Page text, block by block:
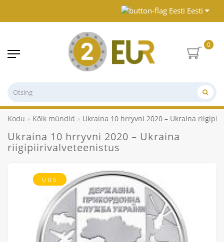
Eesti
0
Kodu Kõik mündid Ukraina 10 hrryvni 2020 – Ukraina
Ukraina 10 hrryvni 2020 – Ukraina
riigipiirivalveteenistus
UUS